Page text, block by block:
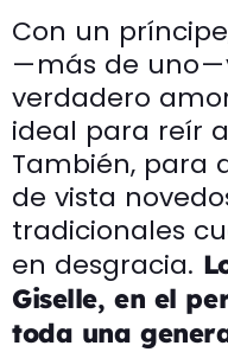
Con un
— más de uno
verdadero
ideal para reír
También, para
de vista
tradicionales
en desgracia.
Giselle, en el
toda una